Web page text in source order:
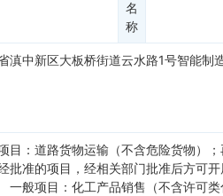
名
称
滇中新区大板桥街道云水路1号智能制
目：道路货物运输（不含危险货物）
批准的项目，经相关部门批准后方可
般项目：化工产品销售（不含许可